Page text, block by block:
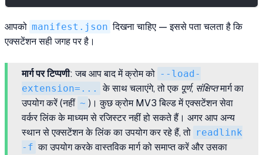
आपको manifest.json दिखना चाहिए — इससे पता चलता है कि
एक्सटेंशन सही जगह पर है।
मार्ग पर टिप्पणी: जब आप बाद में क्रोम को --load-
extension=... के साथ चलाएंगे, तो एक पूर्ण, संक्षिप्तमार्ग का
उपयोग करें (नहीं ~ )। कुछ क्रोम MV3 बिल्ड में एक्सटेंशन सेवा
वर्कर लिंक के माध्यम से रजिस्टर नहीं हो सकते हैं। अगर आप अन्य
स्थान से एक्सटेंशन के लिंक का उपयोग कर रहे हैं, तो readlink
-f का उपयोग करके वास्तविक मार्ग को समाप्त करें और उसका